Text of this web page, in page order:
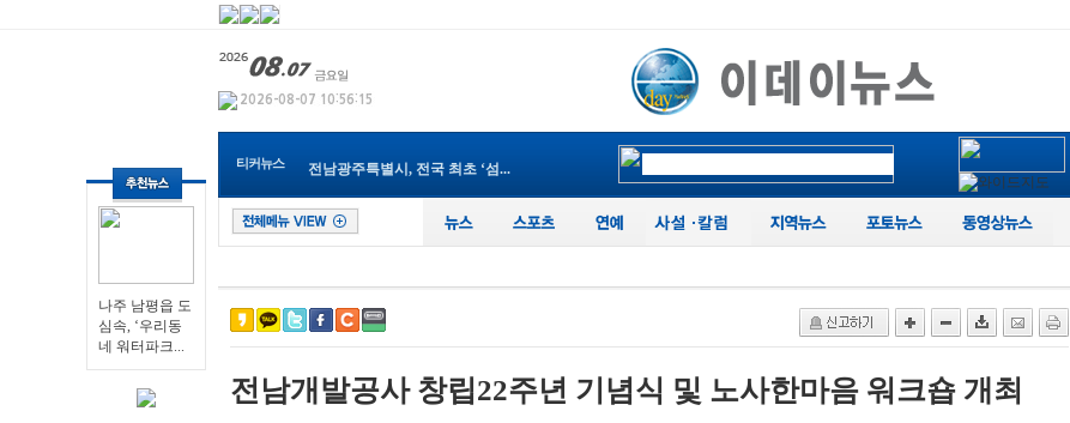
나주 남평읍 도
심속, ‘우리동
네 워터파크...
티커뉴스
영광군, 보건소 신축 이전으로 ...
전남광주통합특별시 남구, 관내 ...
전남광주특별시, 전국 최초 ‘섬...
장성군, 무궁화 우수분화 품평회...
전남광주특별시, ‘영농형태양광...
나주 남평읍 도심속, ‘우리동네...
전남개발공사 창립22주년 기념식 및 노사한마음 워크숍 개최